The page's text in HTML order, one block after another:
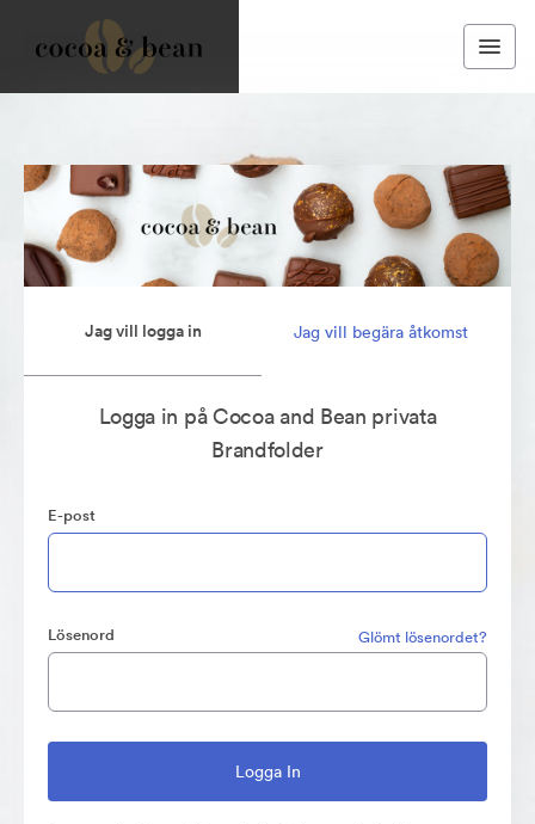
Jag vill logga in Jag vill begära åtkomst
Logga in på Cocoa and Bean privata
Brandfolder
E-post
Lösenord Glömt lösenordet?